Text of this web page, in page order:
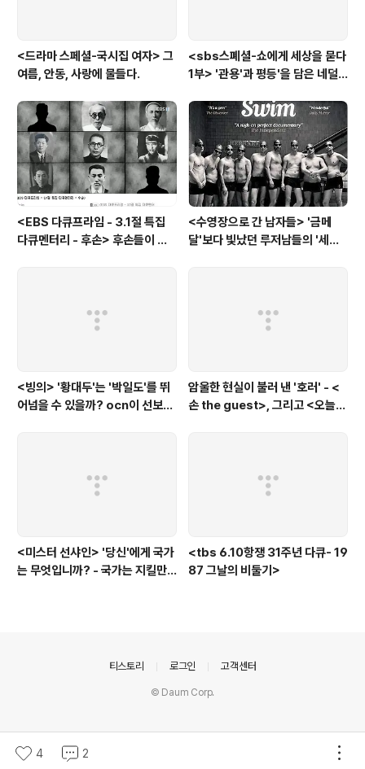
<드라마 스페셜-국시집 여자> 그
여름, 안동, 사랑에 물들다.
<sbs스폐셜-쇼에게 세상을 묻다
1부> '관용'과 평등'을 담은 네덜
<EBS 다큐프라임 - 3.1절 특집
다큐멘터리 - 후손> 후손들이 말
<수영장으로 간 남자들> '금메
달'보다 빛났던 루저남들의 '세라
<빙의> '황대두'는 '박일도'를 뛰
어넘을 수 있을까? ocn이 선보인
암울한 현실이 불러 낸 '호러' - <
손 the guest>, 그리고 <오늘의
<미스터 선샤인> '당신'에게 국가
는 무엇입니까? - 국가는 지킬만
<tbs 6.10항쟁 31주년 다큐- 19
87 그날의 비둘기>
4 2
티스토리 로그인 고객센터
© Daum Corp.